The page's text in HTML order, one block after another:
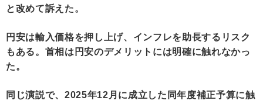
と改めて訴えた。
円安は輸入価格を押し上げ、インフレを助長するリスク
もある。首相は円安のデメリットには明確に触れなかっ
た。
同じ演説で、2025年12月に成立した同年度補正予算に触